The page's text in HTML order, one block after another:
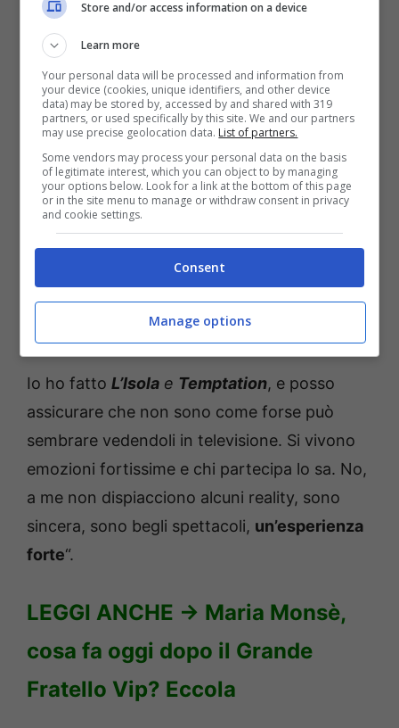
quanto guadagna al GF?
Riguardo alla scelta di partecipare a
programmi di intrattenimento, la Caldonazzo
in una passata intervista rilasciata per
Teatroemusicanews ha dichiarato:”
“Non li rimpiango. Sono molto veri, divertenti
e necessari.Io solo grazie al reality ho avuto
la fortuna di chiudere una relazione con una
persona di cui non mi sarei mai accorta
come fosse veramente.
Io ho fatto L’Isola e Temptation, e posso
assicurare che non sono come forse può
sembrare vedendoli in televisione. Si vivono
emozioni fortissime e chi partecipa lo sa. No,
a me non dispiacciono alcuni reality, sono
sincera, sono begli spettacoli, un’esperienza
forte“.
LEGGI ANCHE -> Maria Monsè,
cosa fa oggi dopo il Grande
Fratello Vip? Eccola
Store and/or access information on a device
Learn more
Your personal data will be processed and information from
your device (cookies, unique identifiers, and other device
data) may be stored by, accessed by and shared with 319
partners, or used specifically by this site. We and our partners
may use precise geolocation data. List of partners.
Some vendors may process your personal data on the basis
of legitimate interest, which you can object to by managing
your options below. Look for a link at the bottom of this page
or in the site menu to manage or withdraw consent in privacy
and cookie settings.
Consent
Manage options